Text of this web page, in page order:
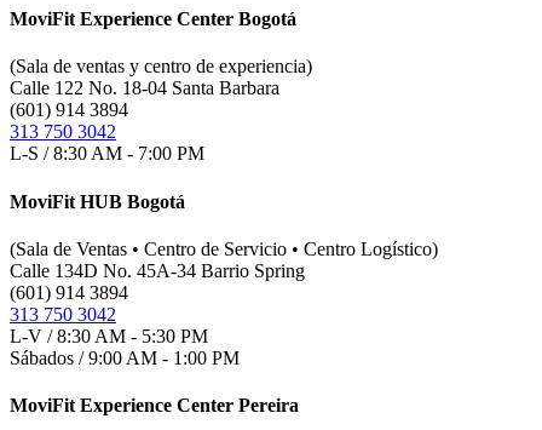
MoviFit Experience Center Bogotá
(Sala de ventas y centro de experiencia)
Calle 122 No. 18-04 Santa Barbara
(601) 914 3894
313 750 3042
L-S / 8:30 AM - 7:00 PM
MoviFit HUB Bogotá
(Sala de Ventas • Centro de Servicio • Centro Logístico)
Calle 134D No. 45A-34 Barrio Spring
(601) 914 3894
313 750 3042
L-V / 8:30 AM - 5:30 PM
Sábados / 9:00 AM - 1:00 PM
MoviFit Experience Center Pereira